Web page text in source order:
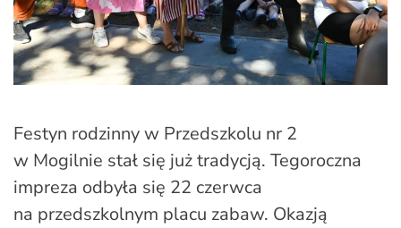
Festyn rodzinny w Przedszkolu nr 2
w Mogilnie stał się już tradycją. Tegoroczna
impreza odbyła się 22 czerwca
na przedszkolnym placu zabaw. Okazją